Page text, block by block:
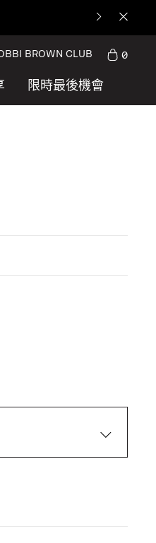
限時最後機會
BROWN CLUB 0